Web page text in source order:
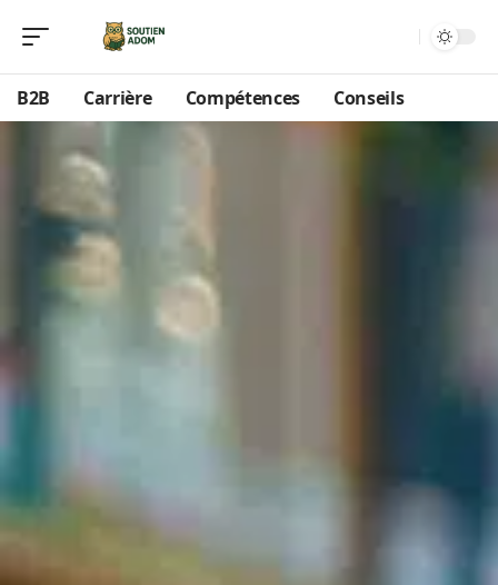
B2B Carrière Compétences Conseils